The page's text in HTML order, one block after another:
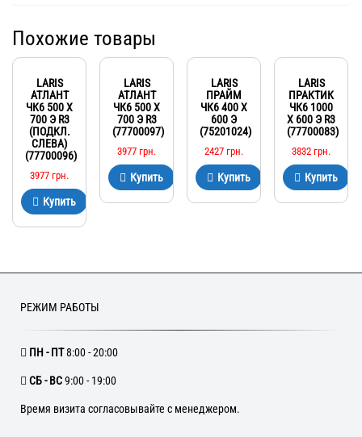
Похожие товары
LARIS
АТЛАНТ
ЧК6 500 Х
700 Э R3
(ПОДКЛ.
СЛЕВА)
(77700096)
3977 грн.
Купить
LARIS
АТЛАНТ
ЧК6 500 Х
700 Э R3
(77700097)
3977 грн.
Купить
LARIS
ПРАЙМ
ЧК6 400 Х
600 Э
(75201024)
2427 грн.
Купить
LARIS
ПРАКТИК
ЧК6 1000
Х 600 Э R3
(77700083)
3832 грн.
Купить
РЕЖИМ РАБОТЫ
ПН - ПТ8:00 - 20:00
CБ - ВС9:00 - 19:00
Время визита согласовывайте с менеджером.